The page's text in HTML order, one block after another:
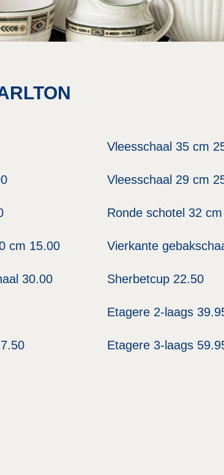
cm 15.00
30.00
Vleesschaal 35 cm
Vleesschaal 29 cm
Ronde schotel 32
Vierkante
Sherbetcup 22.50
Etagere 2-laags
Etagere 3-laags